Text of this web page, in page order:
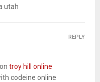
utah
troy hill online
codeine online
REPLY